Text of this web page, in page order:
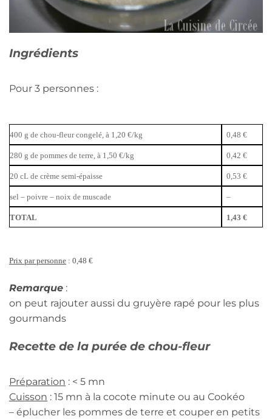
Ingrédients
Pour 3 personnes :
400 g de chou-fleur congelé, à 1,20 €/kg 0,48 €
280 g de pommes de terre, à 1,50 €/kg 0,42 €
20 cL de crème semi-épaisse 0,53 €
sel – poivre – noix de muscade –
TOTAL 1,43 €
Prix par personne : 0,48 €
Remarque :
on peut rajouter aussi du gruyère rapé pour les plus
gourmands
Recette de la purée de chou-fleur
Préparation : < 5 mn
Cuisson : 15 mn à la cocote minute ou au Cookéo
– éplucher les pommes de terre et couper en petits